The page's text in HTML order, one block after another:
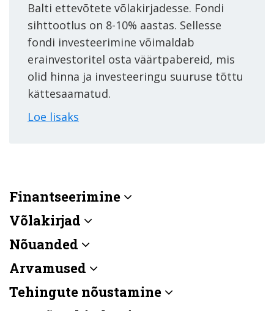
Balti ettevõtete võlakirjadesse. Fondi
sihttootlus on 8-10% aastas. Sellesse
fondi investeerimine võimaldab
erainvestoritel osta väärtpabereid, mis
olid hinna ja investeeringu suuruse tõttu
kättesaamatud.
Loe lisaks
Finantseerimine
Võlakirjad
Nõuanded
Arvamused
Tehingute nõustamine